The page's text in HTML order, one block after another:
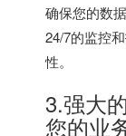
确保您的数
24/7的监控
性。
3.强大
您的业